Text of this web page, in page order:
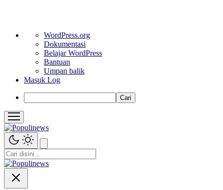
Tentang
WordPress
WordPress.org
Dokumentasi
Belajar WordPress
Bantuan
Umpan balik
Masuk Log
Cari